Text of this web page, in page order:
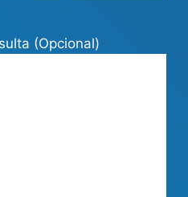
(Opcional)